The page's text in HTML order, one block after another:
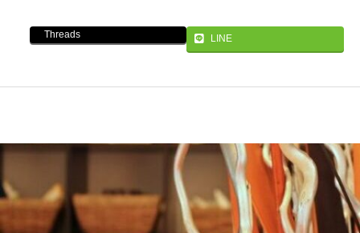
Threads LINE